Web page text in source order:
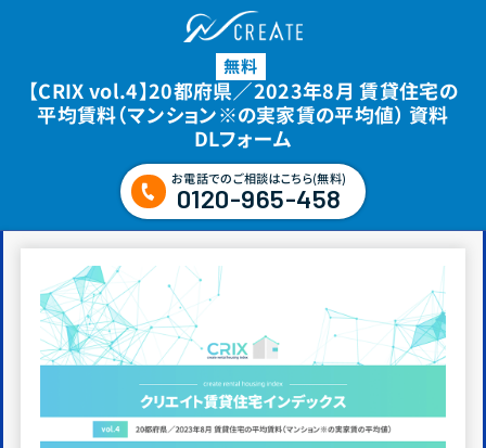
無料
【CRIX vol.4】20都府県／2023年8月 賃貸住宅の
平均賃料（マンション※の実家賃の平均値） 資料
DLフォーム
お電話でのご相談はこちら(無料)
0120-965-458